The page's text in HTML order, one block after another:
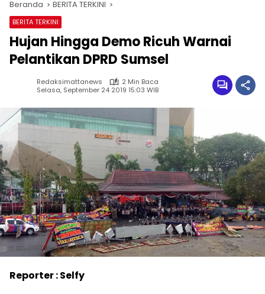
Beranda BERITA TERKINI
BERITA TERKINI
Hujan Hingga Demo Ricuh Warnai
Pelantikan DPRD Sumsel
Redaksimattanews
2 Min Baca
Selasa, September 24 2019 15:03 WIB
Reporter : Selfy